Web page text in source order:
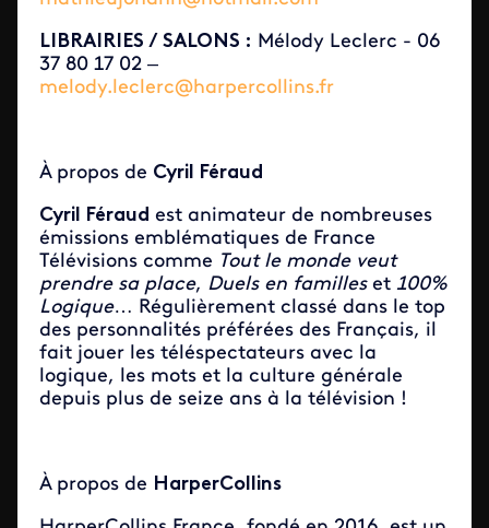
LIBRAIRIES / SALONS : Mélody Leclerc - 06
37 80 17 02 –
melody.leclerc@harpercollins.fr
À propos de Cyril Féraud
Cyril Féraud est animateur de nombreuses
émissions emblématiques de France
Télévisions comme Tout le monde veut
prendre sa place, Duels en familleset 100%
Logique… Régulièrement classé dans le top
des personnalités préférées des Français, il
fait jouer les téléspectateurs avec la
logique, les mots et la culture générale
depuis plus de seize ans à la télévision !
À propos de HarperCollins